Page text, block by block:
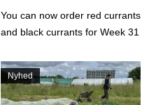
You can now order red currants
and black currants for Week 31
Nyhed